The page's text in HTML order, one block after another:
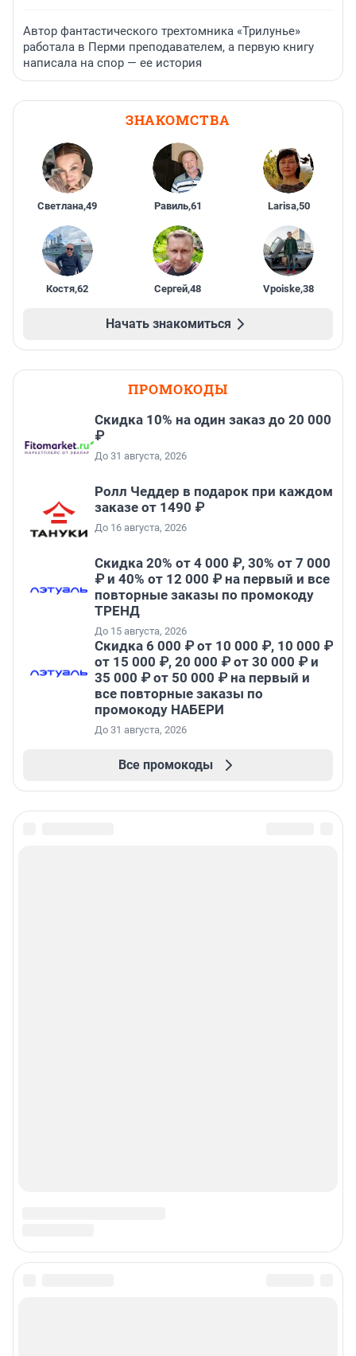
Автор фантастического трехтомника «Трилунье»
работала в Перми преподавателем, а первую книгу
написала на спор — ее история
ЗНАКОМСТВА
Светлана,49 Равиль,61 Larisa,50
Костя,62 Сергей,48 Vpoiske,38
Начать знакомиться
ПРОМОКОДЫ
Скидка 10% на один заказ до 20 000
₽
До 31 августа, 2026
Ролл Чеддер в подарок при каждом
заказе от 1490 ₽
До 16 августа, 2026
Скидка 20% от 4 000 ₽, 30% от 7 000
₽ и 40% от 12 000 ₽ на первый и все
повторные заказы по промокоду
ТРЕНД
До 15 августа, 2026
Скидка 6 000 ₽ от 10 000 ₽, 10 000 ₽
от 15 000 ₽, 20 000 ₽ от 30 000 ₽ и
35 000 ₽ от 50 000 ₽ на первый и
все повторные заказы по
промокоду НАБЕРИ
До 31 августа, 2026
Все промокоды